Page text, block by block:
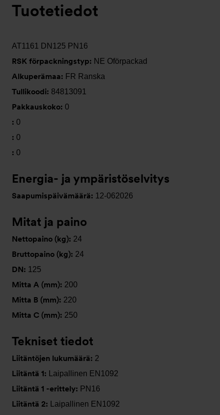
Tuotetiedot
AT1161 DN125 PN16
RSK förpackningstyp: NE Oförpackad
Alkuperämaa: FR Ranska
Tullikoodi: 84813091
Pakkauskoko: 0
: 0
: 0
: 0
Energia- ja ympäristöselvitys
Saapumispäivämäärä: 12-062026
Mitat ja paino
Nettopaino (kg): 24
Bruttopaino (kg): 24
DN: 125
Mitta A (mm): 200
Mitta B (mm): 220
Mitta C (mm): 250
Tekniset tiedot
Liitäntöjen lukumäärä: 2
Liitäntä 1: Laipallinen EN1092
Liitäntä 1 -erittely: PN16
Liitäntä 2: Laipallinen EN1092